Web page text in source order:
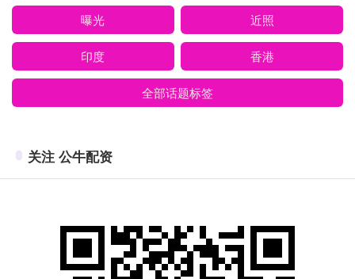
曝光 近照
印度 香港
全部话题标签
关注 公牛配资